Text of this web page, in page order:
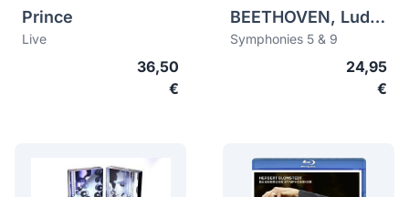
Prince
Live
36,50
€
BEETHOVEN, Ludwig van (1770-1827)
Symphonies 5 & 9
24,95
€